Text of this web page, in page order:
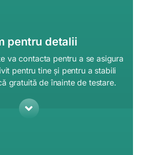
pentru detalii
va contacta pentru a se asigura
pentru tine și pentru a stabili
gratuită de înainte de testare.